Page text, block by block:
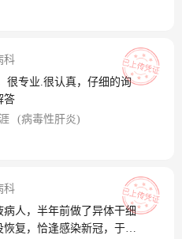
科
很专业.很认真，仔细的询
答
(病毒性肝炎)
科
病人，半年前做了异体干细
恢复，恰逢感染新冠，于1